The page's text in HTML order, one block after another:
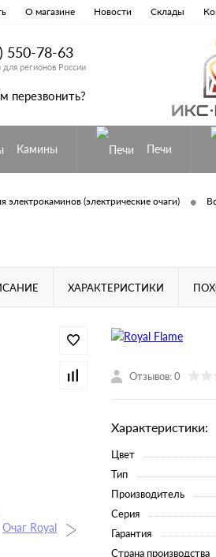
О магазине Новости Склады
550-78-63
для регионов России
перезвонить?
Камины Печи
электрокаминов (электрические очаги) •
ХАРАКТЕРИСТИКИ
Отзывов: 0
Характеристики:
Цвет
Тип
Производитель
Серия
Гарантия
Страна производства